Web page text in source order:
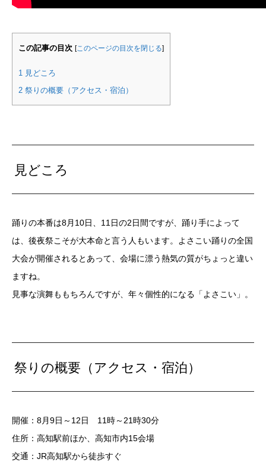
この記事の目次 [このページの目次を閉じる]
1 見どころ
2 祭りの概要（アクセス・宿泊）
見どころ
踊りの本番は8月10日、11日の2日間ですが、踊り手によって
は、後夜祭こそが大本命と言う人もいます。よさこい踊りの全国
大会が開催されるとあって、会場に漂う熱気の質がちょっと違い
ますね。
見事な演舞ももちろんですが、年々個性的になる「よさこい」。
祭りの概要（アクセス・宿泊）
開催：8月9日～12日 11時～21時30分
住所：高知駅前ほか、高知市内15会場
交通：JR高知駅から徒歩すぐ